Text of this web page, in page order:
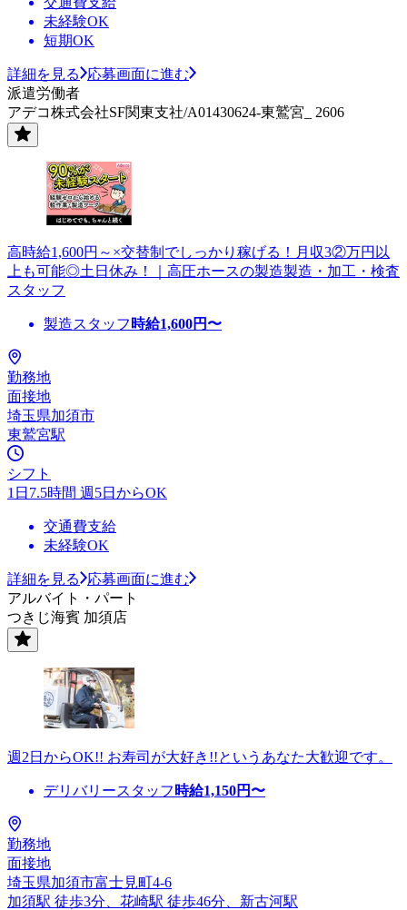
未経験OK
短期OK
詳細を見る
応募画面に進む
派遣労働者
アデコ株式会社SF関東支社/A01430624-東鷲宮_ 2606
高時給1,600円～×交替制でしっかり稼げる！月収3②万円以
上も可能◎土日休み！｜高圧ホースの製造製造・加工・検査
スタッフ
製造スタッフ 時給1,600円〜
勤務地
面接地
埼玉県加須市
東鷲宮駅
シフト
1日7.5時間 週5日からOK
交通費支給
未経験OK
詳細を見る
応募画面に進む
アルバイト・パート
つきじ海賓 加須店
週2日からOK!! お寿司が大好き!!というあなた大歓迎です。
デリバリースタッフ 時給1,150円〜
勤務地
面接地
埼玉県加須市富士見町4-6
加須駅 徒歩3分、花崎駅 徒歩46分、新古河駅